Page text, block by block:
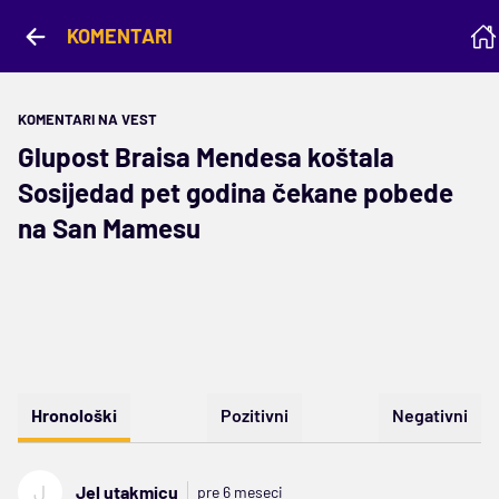
KOMENTARI
KOMENTARI NA VEST
Glupost Braisa Mendesa koštala
Sosijedad pet godina čekane pobede
na San Mamesu
Hronološki Pozitivni Negativni
J Jel utakmicu pre 6 meseci